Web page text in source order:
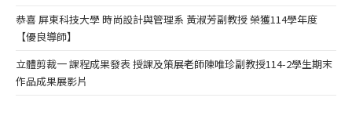
恭喜 屏東科技大學 時尚設計與管理系 黃淑芳副教授 榮獲114學年度
【優良導師】
立體剪裁一 課程成果發表 授課及策展老師陳唯珍副教授114-2學生期末
作品成果展影片